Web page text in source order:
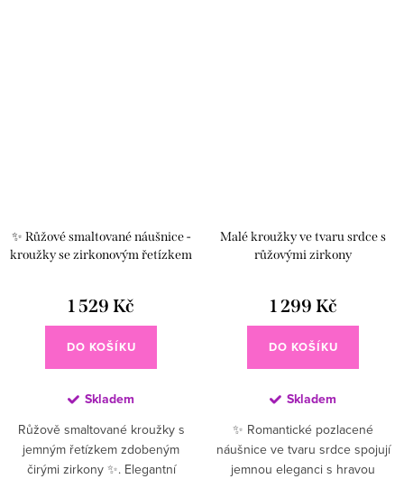
✨ Růžové smaltované náušnice -
kroužky se zirkonovým řetízkem
1 529 Kč
DO KOŠÍKU
Skladem
Růžově smaltované kroužky s
jemným řetízkem zdobeným
čirými zirkony ✨. Elegantní
Malé kroužky ve tvaru srdce s
růžovými zirkony
1 299 Kč
DO KOŠÍKU
Skladem
✨ Romantické pozlacené
náušnice ve tvaru srdce spojují
jemnou eleganci s hravou